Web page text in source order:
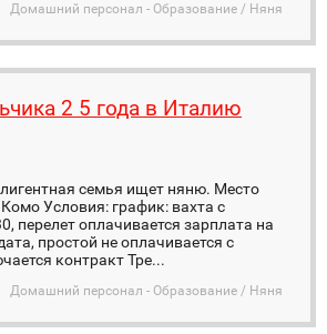
Домашний персонал - Образование / Няня
2 5 года в Италию
семья ищет няню. Место
Условия: график: вахта с
перелет оплачивается зарплата на
простой не оплачивается с
контракт Тре...
Домашний персонал - Образование / Няня